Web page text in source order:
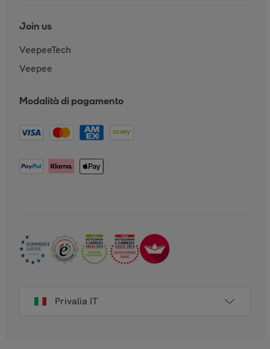
Join us
VeepeeTech
Veepee
Modalità di pagamento
Privalia IT